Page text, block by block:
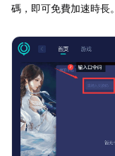
碼，即可免費加速時長。